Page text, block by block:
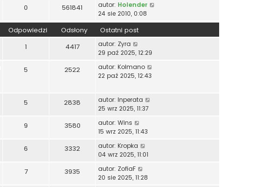
0 561841 autor: Holender
24 sie 2010, 0:08
Odpowiedzi Odsłony Ostatni post
1 4417 autor: Zyra
29 paź 2025, 12:29
5 2522 autor: Kolmano
22 paź 2025, 12:43
5 2838 autor: Inperata
25 wrz 2025, 11:37
9 3580 autor: Wins
15 wrz 2025, 11:43
6 3332 autor: Kropka
04 wrz 2025, 11:01
7 3935 autor: ZofiaF
20 sie 2025, 11:28